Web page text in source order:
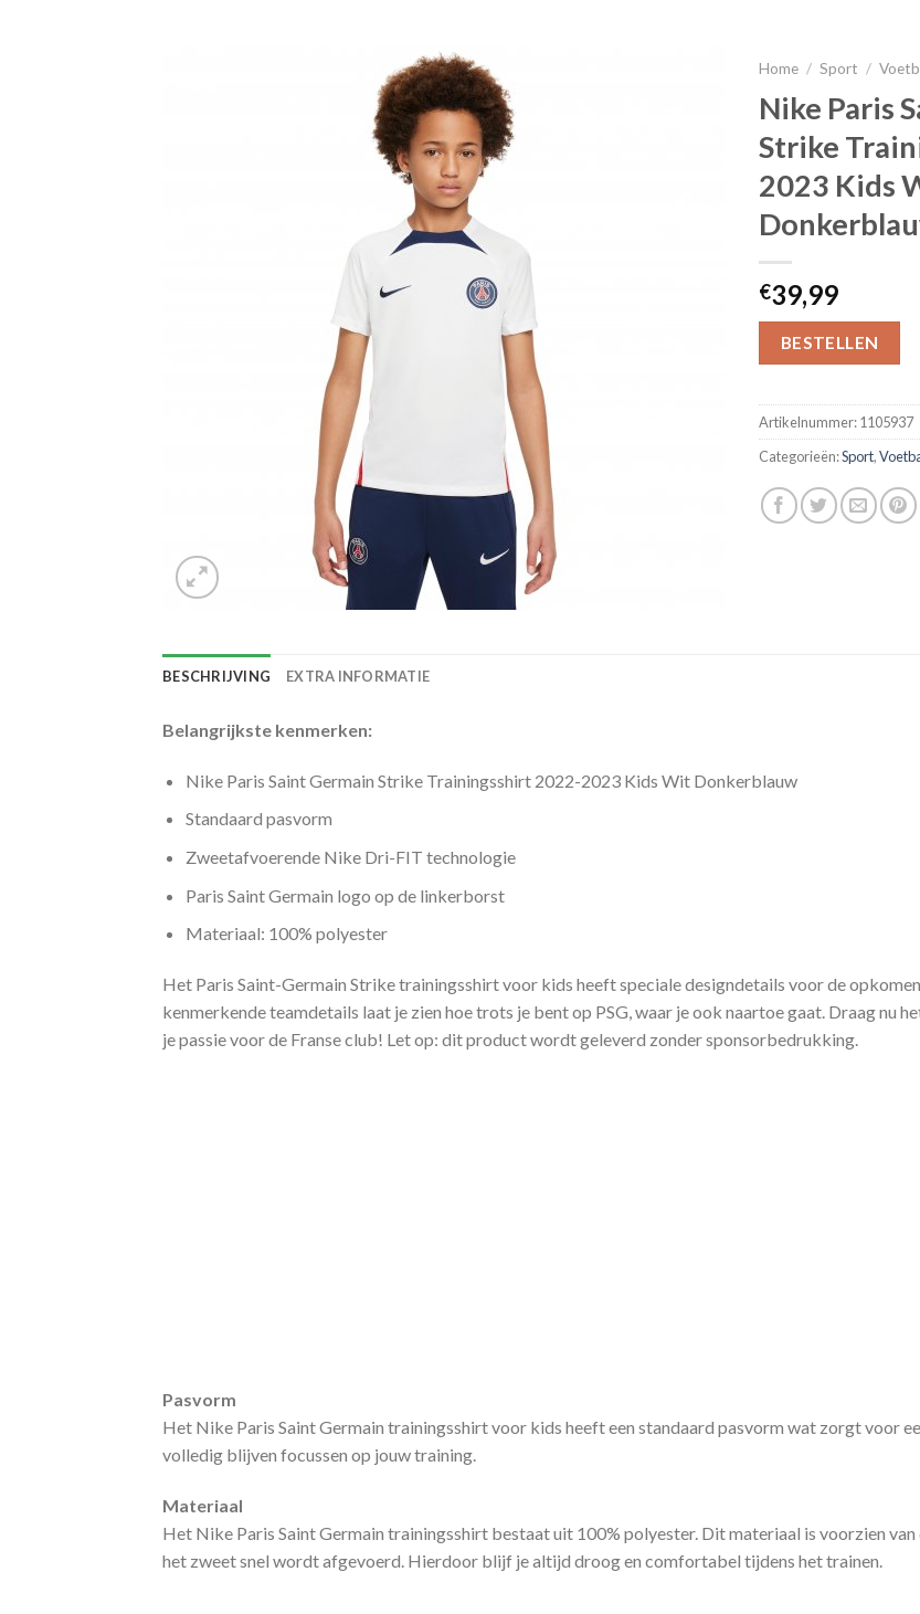
Home / Sport /
Nike Paris
Strike
2023 Kids
€39,99
BESTELLEN
Artikelnummer:1105937
Categorieën:Sport,
BESCHRIJVING EXTRA INFORMATIE
Belangrijkste kenmerken:
Nike Paris Saint Germain Strike Trainingsshirt 2022-2023 Kids Wit Donkerblauw
Standaard pasvorm
Zweetafvoerende Nike Dri-FIT technologie
Paris Saint Germain logo op de linkerborst
Materiaal: 100% polyester
Het Paris Saint-Germain Strike trainingsshirt voor kids heeft speciale designdetails voor de
kenmerkende teamdetails laat je zien hoe trots je bent op PSG, waar je ook naartoe gaat. Draag nu
je passie voor de Franse club! Let op: dit product wordt geleverd zonder sponsorbedrukking.
Pasvorm
Het Nike Paris Saint Germain trainingsshirt voor kids heeft een standaard pasvorm wat zorgt voor
volledig blijven focussen op jouw training.
Materiaal
Het Nike Paris Saint Germain trainingsshirt bestaat uit 100% polyester. Dit materiaal is voorzien
het zweet snel wordt afgevoerd. Hierdoor blijf je altijd droog en comfortabel tijdens het trainen.